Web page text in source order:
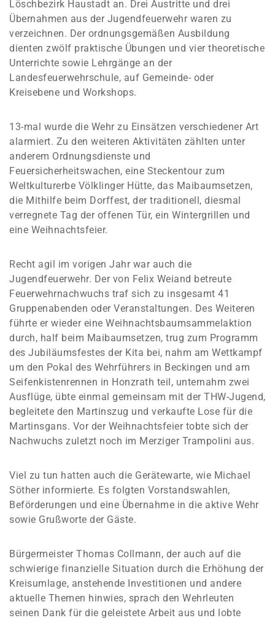
Löschbezirk Haustadt an. Drei Austritte und drei
Übernahmen aus der Jugendfeuerwehr waren zu
verzeichnen. Der ordnungsgemäßen Ausbildung
dienten zwölf praktische Übungen und vier theoretische
Unterrichte sowie Lehrgänge an der
Landesfeuerwehrschule, auf Gemeinde- oder
Kreisebene und Workshops.
13-mal wurde die Wehr zu Einsätzen verschiedener Art
alarmiert. Zu den weiteren Aktivitäten zählten unter
anderem Ordnungsdienste und
Feuersicherheitswachen, eine Steckentour zum
Weltkulturerbe Völklinger Hütte, das Maibaumsetzen,
die Mithilfe beim Dorffest, der traditionell, diesmal
verregnete Tag der offenen Tür, ein Wintergrillen und
eine Weihnachtsfeier.
Recht agil im vorigen Jahr war auch die
Jugendfeuerwehr. Der von Felix Weiand betreute
Feuerwehrnachwuchs traf sich zu insgesamt 41
Gruppenabenden oder Veranstaltungen. Des Weiteren
führte er wieder eine Weihnachtsbaumsammelaktion
durch, half beim Maibaumsetzen, trug zum Programm
des Jubiläumsfestes der Kita bei, nahm am Wettkampf
um den Pokal des Wehrführers in Beckingen und am
Seifenkistenrennen in Honzrath teil, unternahm zwei
Ausflüge, übte einmal gemeinsam mit der THW-Jugend,
begleitete den Martinszug und verkaufte Lose für die
Martinsgans. Vor der Weihnachtsfeier tobte sich der
Nachwuchs zuletzt noch im Merziger Trampolini aus.
Viel zu tun hatten auch die Gerätewarte, wie Michael
Söther informierte. Es folgten Vorstandswahlen,
Beförderungen und eine Übernahme in die aktive Wehr
sowie Grußworte der Gäste.
Bürgermeister Thomas Collmann, der auch auf die
schwierige finanzielle Situation durch die Erhöhung der
Kreisumlage, anstehende Investitionen und andere
aktuelle Themen hinwies, sprach den Wehrleuten
seinen Dank für die geleistete Arbeit aus und lobte